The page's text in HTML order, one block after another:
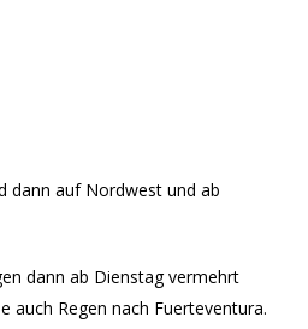
dann auf Nordwest und ab
dann ab Dienstag vermehrt
auch Regen nach Fuerteventura.